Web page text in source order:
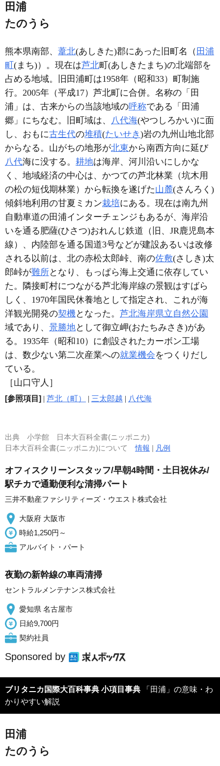
田浦
たのうら
熊本県南部、 葦北(あしきた)郡にあった旧町名（ 田浦
町 (まち)）。現在は芦北町(あしきたまち)の北端部を
占める地域。旧田浦町は1958年（昭和33）町制施
行。2005年（平成17）芦北町に合併。名称の「田
浦」は、古来からの当該地域の呼称である「田浦
郷」にちなむ。旧町域は、 八代海(やつしろかい)に面
し、おもに古生代の堆積(たいせき )岩の九州山地北部
からなる。山がちの地形が北東から南西方向に延び
八代海に没する。 耕地は海岸、河川沿いにしかな
く、地域経済の中心は、かつての芦北林業（坑木用
の松の短伐期林業）から転換を遂げた山麓(さんろく)
傾斜地利用の甘夏ミカン栽培にある。現在は南九州
自動車道の田浦インターチェンジもあるが、海岸沿
いを通る肥薩(ひさつ)おれんじ鉄道（旧、JR鹿児島本
線）、内陸部を通る国道3号などが建設あるいは改修
される以前は、北の赤松太郎峠、南の佐敷(さしき)太
郎峠が難所となり、もっぱら海上交通に依存してい
た。隣接町村につながる芦北海岸線の景観はすばら
しく、1970年国民休養地として指定され、これが海
洋観光開発の契機となった。 芦北海岸県立自然公園
域であり、 景勝地として御立岬(おたちみさき)があ
る。1935年（昭和10）に創設されたカーボン工場
は、数少ない第二次産業への就業機会をつくりだし
ている。
［山口守人］
[参照項目] | 芦北（町） | 三太郎越 | 八代海
出典 小学館 日本大百科全書(ニッポニカ)
日本大百科全書(ニッポニカ)について情報 | 凡例
オフィスクリーンスタッフ/早朝4時間・土日祝休み/
駅チカで通勤便利な清掃パート
三井不動産ファシリティーズ・ウエスト株式会社
大阪府 大阪市
時給1,250円～
アルバイト・パート
夜勤の新幹線の車両清掃
セントラルメンテナンス株式会社
愛知県 名古屋市
日給9,700円
契約社員
Sponsored by
ブリタニカ国際大百科事典 小項目事典
かりやすい解説
田浦
たのうら